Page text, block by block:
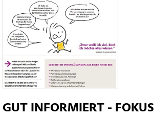
GUT INFORMIERT - FOKUS